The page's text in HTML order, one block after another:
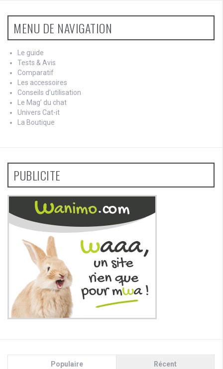
MENU DE NAVIGATION
Le guide
Tests & Avis
Comparatif
Les accessoires
Conseils d’utilisation
Le Mag’ du chat
Univers Cat-it
La Boutique
PUBLICITE
Populaire Récent